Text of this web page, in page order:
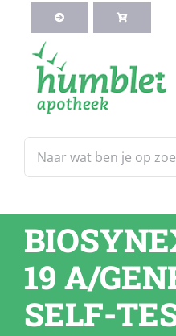
inhoud
naar:
Webshop
Blog
Diensten
19 A/
SELF-